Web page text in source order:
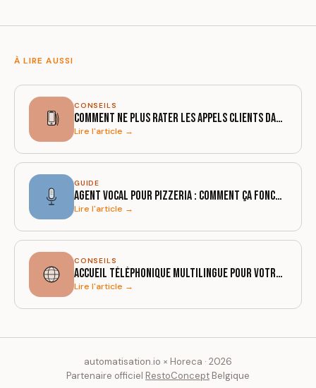
À LIRE AUSSI
CONSEILS
Comment ne plus rater les appels clients dans votre pizzeria
Lire l'article →
GUIDE
Agent vocal pour pizzeria : comment ça fonctionne vraiment
Lire l'article →
CONSEILS
Accueil téléphonique multilingue pour votre restaurant
Lire l'article →
automatisation.io × Horeca · 2026
Partenaire officiel RestoConcept Belgique